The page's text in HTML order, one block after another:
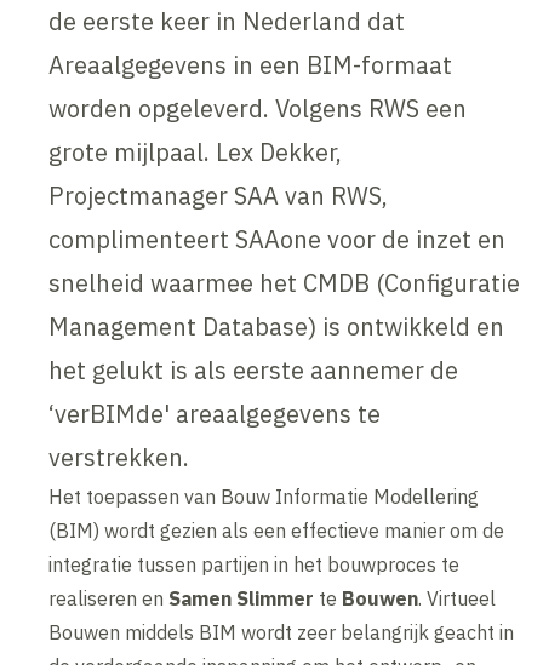
de eerste keer in Nederland dat
Areaalgegevens in een BIM-formaat
worden opgeleverd. Volgens RWS een
grote mijlpaal. Lex Dekker,
Projectmanager SAA van RWS,
complimenteert SAAone voor de inzet en
snelheid waarmee het CMDB (Configuratie
Management Database) is ontwikkeld en
het gelukt is als eerste aannemer de
‘verBIMde' areaalgegevens te
verstrekken.
Het toepassen van Bouw Informatie Modellering
(BIM) wordt gezien als een effectieve manier om de
integratie tussen partijen in het bouwproces te
realiseren en Samen Slimmer te Bouwen. Virtueel
Bouwen middels BIM wordt zeer belangrijk geacht in